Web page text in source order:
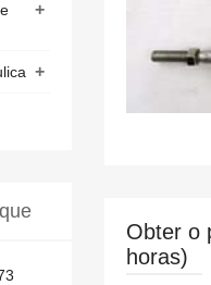
Obter o
horas)
+
+